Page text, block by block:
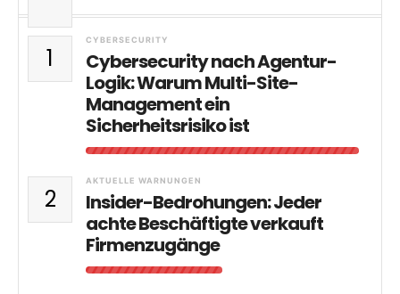
1
CYBERSECURITY
Cybersecurity nach Agentur-
Logik: Warum Multi-Site-
Management ein
Sicherheitsrisiko ist
2
AKTUELLE WARNUNGEN
Insider-Bedrohungen: Jeder
achte Beschäftigte verkauft
Firmenzugänge